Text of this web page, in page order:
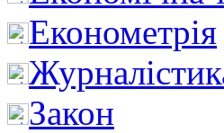
Економетрія
Закон